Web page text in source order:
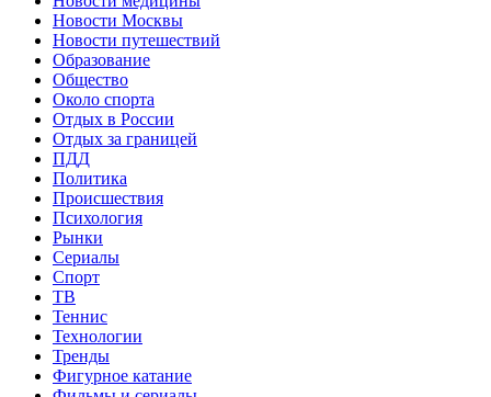
Новости Москвы
Новости путешествий
Образование
Общество
Около спорта
Отдых в России
Отдых за границей
ПДД
Политика
Происшествия
Психология
Рынки
Сериалы
Спорт
ТВ
Теннис
Технологии
Тренды
Фигурное катание